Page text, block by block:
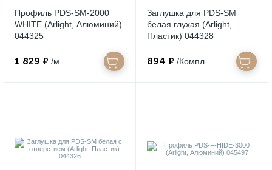
Профиль PDS-SM-2000
WHITE (Arlight, Алюминий)
044325
1 829 ₽ /м
Заглушка для PDS-SM
белая глухая (Arlight,
Пластик) 044328
894 ₽ /Компл